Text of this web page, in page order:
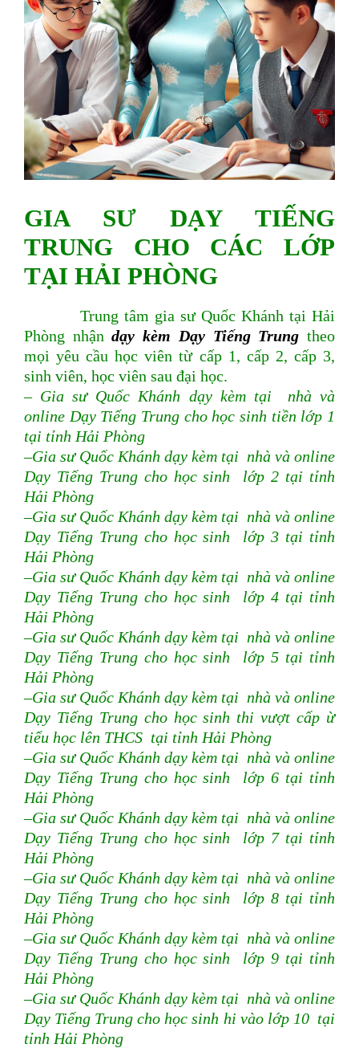
GIA SƯ DẠY TIẾNG
TRUNG CHO CÁC LỚP
TẠI HẢI PHÒNG
Trung tâm gia sư Quốc Khánh tại Hải
Phòng nhậndạy kèm Dạy Tiếng Trungtheo
mọi yêu cầu học viên từ cấp 1, cấp 2, cấp 3,
sinh viên, học viên sau đại học.
– Gia sư Quốc Khánh dạy kèm tại nhà và
online Dạy Tiếng Trung cho học sinh tiền lớp 1
tại tỉnh Hải Phòng
–Gia sư Quốc Khánh dạy kèm tại nhà và online
Dạy Tiếng Trung cho học sinh lớp 2 tại tỉnh
Hải Phòng
–Gia sư Quốc Khánh dạy kèm tại nhà và online
Dạy Tiếng Trung cho học sinh lớp 3 tại tỉnh
Hải Phòng
–Gia sư Quốc Khánh dạy kèm tại nhà và online
Dạy Tiếng Trung cho học sinh lớp 4 tại tỉnh
Hải Phòng
–Gia sư Quốc Khánh dạy kèm tại nhà và online
Dạy Tiếng Trung cho học sinh lớp 5 tại tỉnh
Hải Phòng
–Gia sư Quốc Khánh dạy kèm tại nhà và online
Dạy Tiếng Trung cho học sinh thi vượt cấp ừ
tiểu học lên THCS tại tỉnh Hải Phòng
–Gia sư Quốc Khánh dạy kèm tại nhà và online
Dạy Tiếng Trung cho học sinh lớp 6 tại tỉnh
Hải Phòng
–Gia sư Quốc Khánh dạy kèm tại nhà và online
Dạy Tiếng Trung cho học sinh lớp 7 tại tỉnh
Hải Phòng
–Gia sư Quốc Khánh dạy kèm tại nhà và online
Dạy Tiếng Trung cho học sinh lớp 8 tại tỉnh
Hải Phòng
–Gia sư Quốc Khánh dạy kèm tại nhà và online
Dạy Tiếng Trung cho học sinh lớp 9 tại tỉnh
Hải Phòng
–Gia sư Quốc Khánh dạy kèm tại nhà và online
Dạy Tiếng Trung cho học sinh hi vào lớp 10 tại
tỉnh Hải Phòng